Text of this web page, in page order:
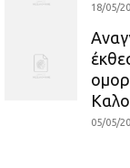
18/05/
05/05/